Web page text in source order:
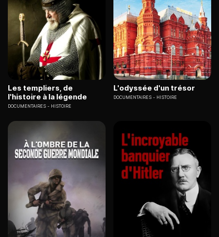
Les templiers, de
l'histoire à la légende
DOCUMENTAIRES HISTOIRE
L'odyssée d'un trésor
DOCUMENTAIRES HISTOIRE